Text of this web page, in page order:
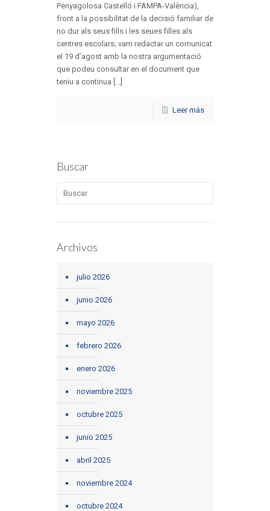
Penyagolosa Castelló i FAMPA-València),
front a la possibilitat de la decisió familiar de
no dur als seus fills i les seues filles als
centres escolars; vam redactar un comunicat
el 19 d’agost amb la nostra argumentació
que podeu consultar en el document que
teniu a continua [...]
Leer más
Buscar
Archivos
julio 2026
junio 2026
mayo 2026
febrero 2026
enero 2026
noviembre 2025
octubre 2025
junio 2025
abril 2025
noviembre 2024
octubre 2024